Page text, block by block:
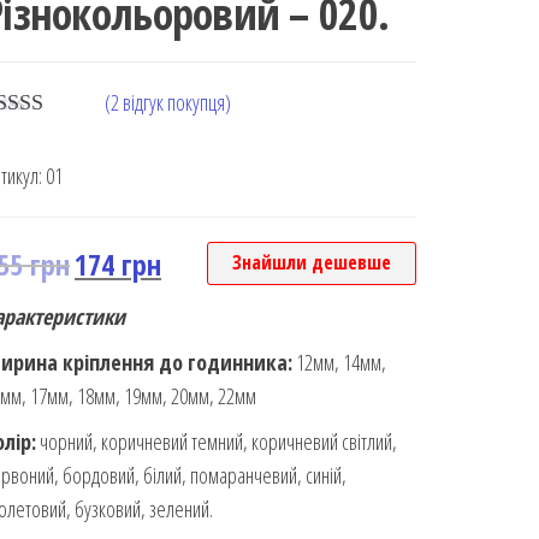
– 020.
on
(2відгук покупця)
01
грн174 грн Знайшли дешевше
кріплення до годинника: 12мм, 14мм,
17мм, 18мм, 19мм, 20мм, 22мм
чорний, коричневий темний, коричневий світлий,
бордовий, білий, помаранчевий, синій,
бузковий, зелений.